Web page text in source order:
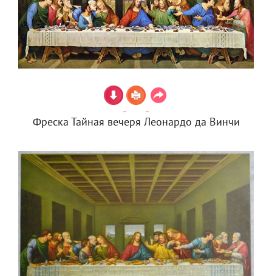
Фреска Тайная вечеря Леонардо да Винчи